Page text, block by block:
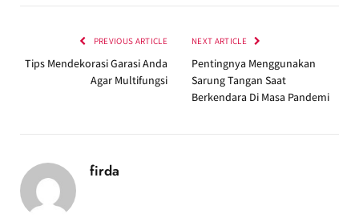
PREVIOUS ARTICLE
Tips Mendekorasi Garasi Anda
Agar Multifungsi
NEXT ARTICLE
Pentingnya Menggunakan
Sarung Tangan Saat
Berkendara Di Masa Pandemi
firda